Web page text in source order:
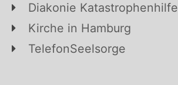
Diakonie Katastrophenhilfe
Kirche in Hamburg
TelefonSeelsorge